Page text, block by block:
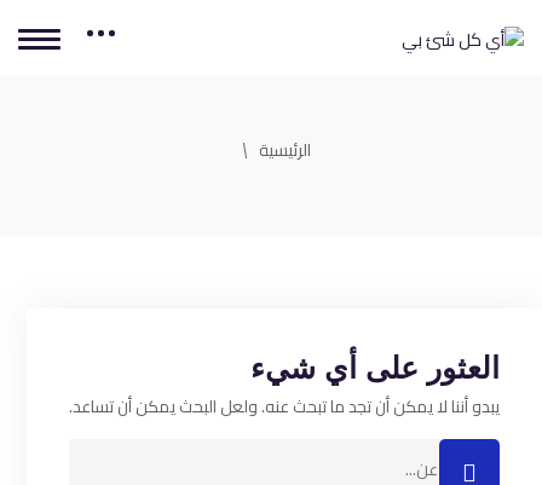
الرئيسية
العثور على أي شيء
يبدو أننا لا يمكن أن تجد ما تبحث عنه. ولعل البحث يمكن أن تساعد.